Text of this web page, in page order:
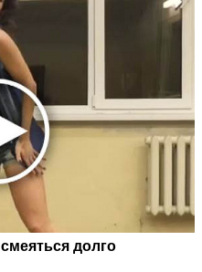
долго